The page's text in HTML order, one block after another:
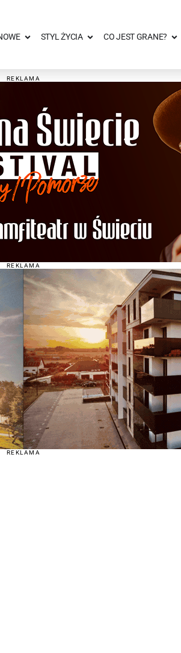
STYL ŻYCIA CO JEST GRANE?
REKLAMA
REKLAMA
REKLAMA